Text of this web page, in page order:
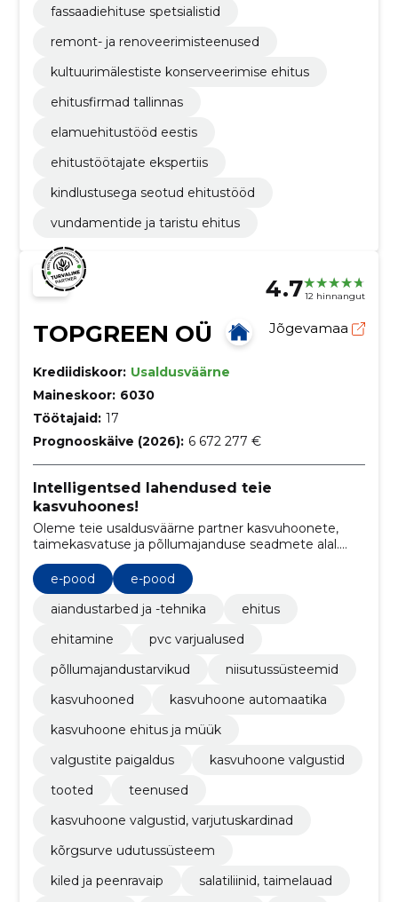
fassaadiehituse spetsialistid
remont- ja renoveerimisteenused
kultuurimälestiste konserveerimise ehitus
ehitusfirmad tallinnas
elamuehitustööd eestis
ehitustöötajate ekspertiis
kindlustusega seotud ehitustööd
vundamentide ja taristu ehitus
4.712 hinnangut
TOPGREEN OÜ Jõgevamaa
Krediidiskoor: Usaldusväärne
Maineskoor: 6030
Töötajaid: 17
Prognooskäive (2026): 6 672 277 €
Intelligentsed lahendused teie
kasvuhoones!
Oleme teie usaldusväärne partner kasvuhoonete,
taimekasvatuse ja põllumajanduse seadmete alal.
Meie eesmärk on aidata teil saavutada oma
tootmises optimaalne tulemus tänu meie
ainulaadsele kombinatsioonile tipptasemel
seadmetest, tehnilistest teadmistest,
e-pood
e-pood
aiandustarbed ja -tehnika
ehitus
ehitamine
pvc varjualused
põllumajandustarvikud
niisutussüsteemid
kasvuhooned
kasvuhoone automaatika
kasvuhoone ehitus ja müük
valgustite paigaldus
kasvuhoone valgustid
tooted
teenused
kasvuhoone valgustid, varjutuskardinad
kõrgsurve udutussüsteem
kiled ja peenravaip
salatiliinid, taimelauad